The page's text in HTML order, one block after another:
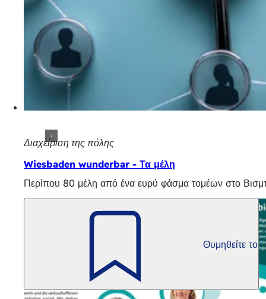
Διαχείριση της πόλης
Wiesbaden wunderbar - Τα μέλη
Περίπου 80 μέλη από ένα ευρύ φάσμα τομέων στο
Θυμηθείτε το